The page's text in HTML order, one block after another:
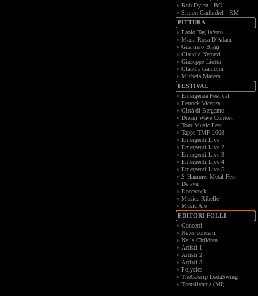
Bob Dylan - BO
Simon-Garfunkel - RM
PITTURA
Paolo Tagliaferro
Maria Rosa D'Adam
Gualtiero Biagi
Claudia Nerozzi
Giuseppe Liotta
Claudia Gambini
Michela Macera
FESTIVAL
Emergenza Festival
Ferrock Vicenza
Città di Bergamo
Dream Wave Contest
Tour Music Fest
Tappe TMF 2008
Emergenti Live
Emergenti Live 2
Emergenti Live 3
Emergenti Live 4
Emergenti Live 5
S-Hammer Metal Fest
Dejavu
Roccarock
Musica Ribelle
Music Ale
EDITORI FOLLI
Concerti
News concerti
Neils Children
Artisti 1
Artisti 2
Artisti 3
Polysics
TheGossip DadaSwing
Transilvania (MI)